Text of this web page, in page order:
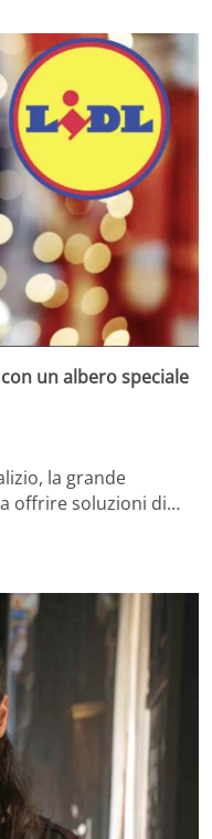
un albero speciale
la grande
offrire soluzioni di…